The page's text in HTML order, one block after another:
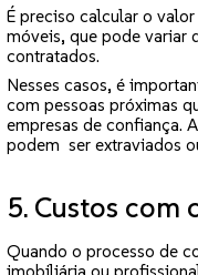
É preciso calcular o
móveis, que pode variar
contratados.
Nesses casos, é
com pessoas próximas
empresas de confiança.
podem ser extraviados
5. Custos com
Quando o processo de